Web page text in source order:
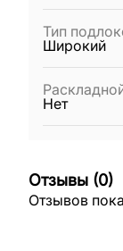
Тип
Широкий
Нет
Отзывы (0)
Отзывов